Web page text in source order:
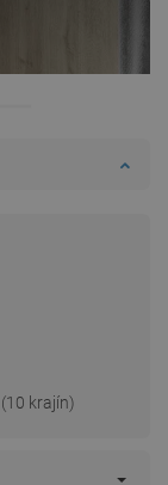
(10 krajín)